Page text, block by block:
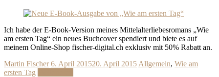
Ich habe der E-Book-Version meines Mittelalterliebesromans „Wie
am ersten Tag“ ein neues Buchcover spendiert und biete es auf
meinem Online-Shop fischer-digital.ch exklusiv mit 50% Rabatt an.
Martin Fischer 6. April 201520. April 2015Allgemein, Wie am
ersten Tag